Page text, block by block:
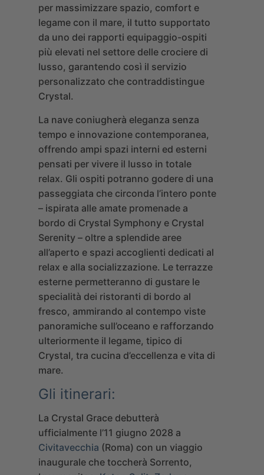
per massimizzare spazio, comfort e
legame con il mare, il tutto supportato
da uno dei rapporti equipaggio-ospiti
più elevati nel settore delle crociere di
lusso, garantendo così il servizio
personalizzato che contraddistingue
Crystal.
La nave coniugherà eleganza senza
tempo e innovazione contemporanea,
offrendo ampi spazi interni ed esterni
pensati per vivere il lusso in totale
relax. Gli ospiti potranno godere di una
passeggiata che circonda l’intero ponte
– ispirata alle amate promenade a
bordo di Crystal Symphony e Crystal
Serenity – oltre a splendide aree
all’aperto e spazi accoglienti dedicati al
relax e alla socializzazione. Le terrazze
esterne permetteranno di gustare le
specialità dei ristoranti di bordo al
fresco, ammirando al contempo viste
panoramiche sull’oceano e rafforzando
ulteriormente il legame, tipico di
Crystal, tra cucina d’eccellenza e vita di
mare.
Gli itinerari:
La Crystal Grace debutterà
ufficialmente l’11 giugno 2028 a
Civitavecchia (Roma) con un viaggio
inaugurale che toccherà Sorrento,